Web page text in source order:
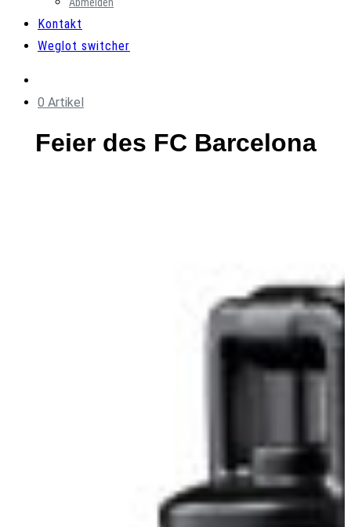
Kontakt
Weglot switcher
0 Artikel
Feier des FC Barcelona